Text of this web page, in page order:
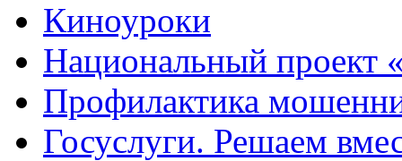
Киноуроки
Национальный проект
Профилактика
Госуслуги. Решаем